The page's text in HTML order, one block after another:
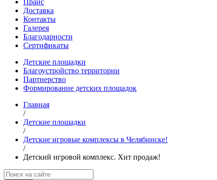
Прайс
Доставка
Контакты
Галерея
Благодарности
Сертификаты
Детские площадки
Благоустройство территории
Партнерство
Формирование детских площадок
Главная
/
Детские площадки
/
Детские игровые комплексы в Челябинске!
/
Детский игровой комплекс. Хит продаж!